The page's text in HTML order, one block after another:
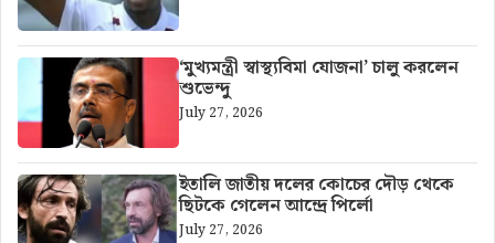
‘মুখ্যমন্ত্রী স্বাস্থ্যবিমা যোজনা’ চালু করলেন
শুভেন্দু
July 27, 2026
ইতালি জাতীয় দলের কোচের দৌড় থেকে
ছিটকে গেলেন আন্দ্রে পির্লো
July 27, 2026